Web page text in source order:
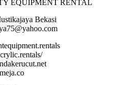
EQUIPMENT RENTAL
Bekasi